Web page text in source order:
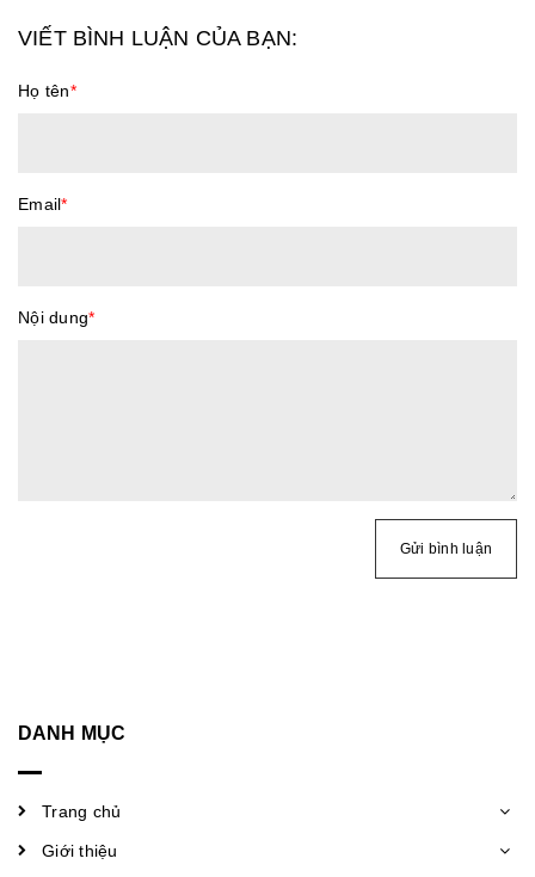
VIẾT BÌNH LUẬN CỦA BẠN:
Họ tên*
Email*
Nội dung*
Gửi bình luận
DANH MỤC
Trang chủ
Giới thiệu